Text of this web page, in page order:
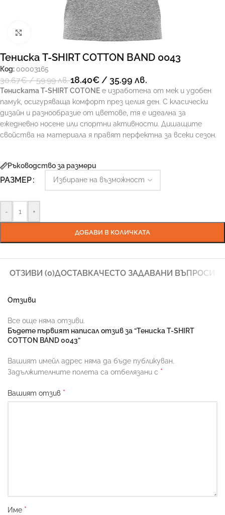
Тениска T-SHIRT COTTON BAND 0043
Код: 00003165
30.67€/ 59.99 лв.18.40€ / 35.99 лв.
Тениската T-SHIRT COTONE е изработена от мек и удобен
памук, осигуряваща комфорт през целия ден. С класически
дизайн и разнообразие от цветове, тя е идеална за
ежедневно носене или спортни активности. Дишащите
свойства на материала я правят перфектна за всеки сезон.
Ръководство за размери
РАЗМЕР
- +
ДОБАВИ В КОЛИЧКАТА
ОТЗИВИ (0)ДОСТАВКАЧЕСТО ЗАДАВАНИ ВЪПРОСИ
Отзиви
Все още няма отзиви.
Бъдете първият написал отзив за “Тениска T-SHIRT
COTTON BAND 0043”
Вашият имейл адрес няма да бъде публикуван.
Задължителните полета са отбелязани с *
Вашият отзив *
Име *